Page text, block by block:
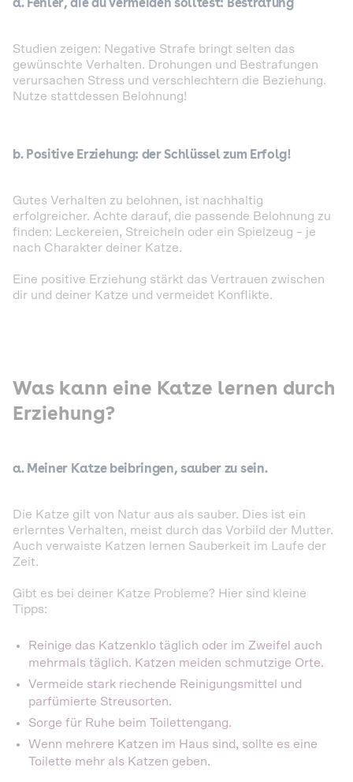
Studien zeigen: Negative Strafe bringt selten das
gewünschte Verhalten. Drohungen und Bestrafungen
verursachen Stress und verschlechtern die Beziehung.
Nutze stattdessen Belohnung!
b. Positive Erziehung: der Schlüssel zum Erfolg!
Gutes Verhalten zu belohnen, ist nachhaltig
erfolgreicher. Achte darauf, die passende Belohnung zu
finden: Leckereien, Streicheln oder ein Spielzeug – je
nach Charakter deiner Katze.
Eine positive Erziehung stärkt das Vertrauen zwischen
dir und deiner Katze und vermeidet Konflikte.
Was kann eine Katze lernen durch
Erziehung?
a. Meiner Katze beibringen, sauber zu sein.
Die Katze gilt von Natur aus als sauber. Dies ist ein
erlerntes Verhalten, meist durch das Vorbild der Mutter.
Auch verwaiste Katzen lernen Sauberkeit im Laufe der
Zeit.
Gibt es bei deiner Katze Probleme? Hier sind kleine
Tipps:
Reinige das Katzenklo täglich oder im Zweifel auch
mehrmals täglich. Katzen meiden schmutzige Orte.
Vermeide stark riechende Reinigungsmittel und
parfümierte Streusorten.
Sorge für Ruhe beim Toilettengang.
Wenn mehrere Katzen im Haus sind, sollte es eine
Toilette mehr als Katzen geben.